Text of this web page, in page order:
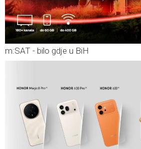
m:SAT - bilo gdje u BiH